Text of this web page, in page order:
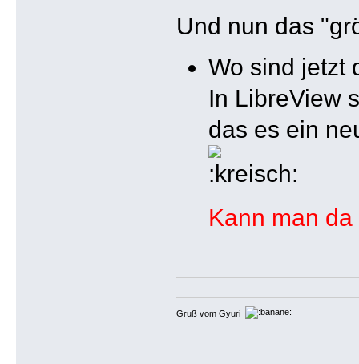
Und nun das
Wo sind jetzt
In LibreView
das es ein
Kann man
Gruß vom Gyuri